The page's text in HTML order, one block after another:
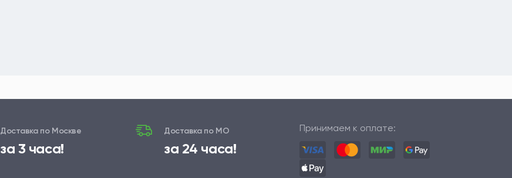
Доставка по Москве
за 3 часа!
Доставка по МО
за 24 часа!
Принимаем к оплате: